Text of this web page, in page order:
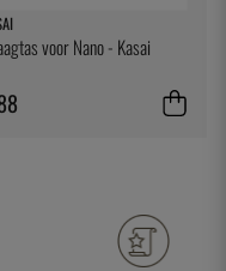
voor Nano - Kasai